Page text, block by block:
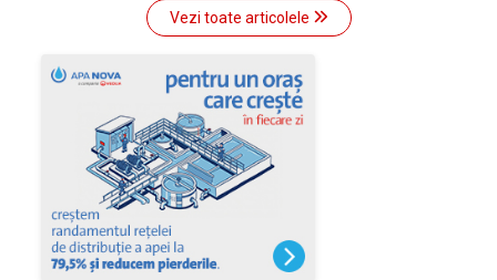
Vezi toate articolele